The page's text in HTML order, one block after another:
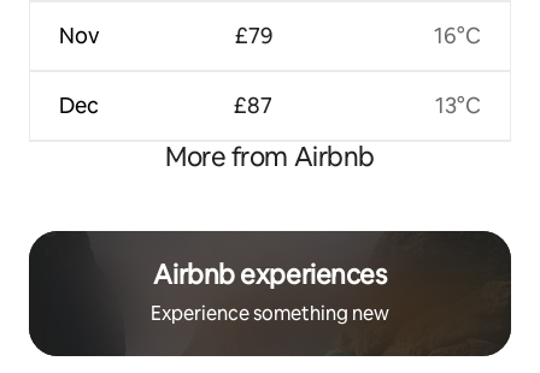
Nov
Dec
£79
£87
16°C
13°C
More from Airbnb
Airbnb experiences
Experience something new